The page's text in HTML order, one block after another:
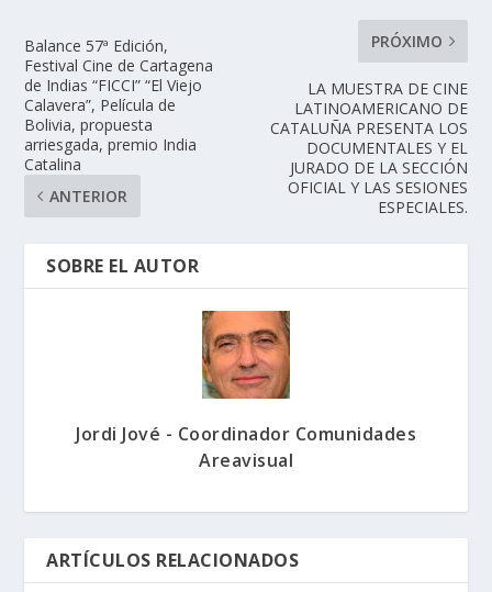
Balance 57ª Edición,
Festival Cine de Cartagena
de Indias “FICCI” “El Viejo
Calavera”, Película de
Bolivia, propuesta
arriesgada, premio India
Catalina
ANTERIOR
PRÓXIMO
LA MUESTRA DE CINE
LATINOAMERICANO DE
CATALUÑA PRESENTA LOS
DOCUMENTALES Y EL
JURADO DE LA SECCIÓN
OFICIAL Y LAS SESIONES
ESPECIALES.
SOBRE EL AUTOR
Jordi Jové - Coordinador Comunidades
Areavisual
ARTÍCULOS RELACIONADOS